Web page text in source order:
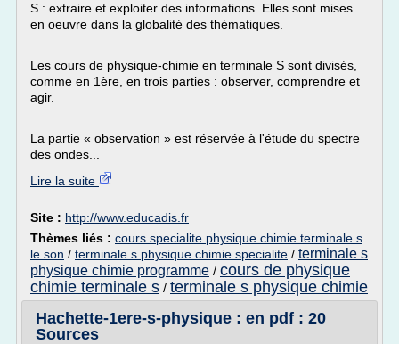
S : extraire et exploiter des informations. Elles sont mises
en oeuvre dans la globalité des thématiques.
Les cours de physique-chimie en terminale S sont divisés,
comme en 1ère, en trois parties : observer, comprendre et
agir.
La partie « observation » est réservée à l'étude du spectre
des ondes...
Lire la suite
Site : http://www.educadis.fr
Thèmes liés : cours specialite physique chimie terminale s
le son / terminale s physique chimie specialite / terminale s
physique chimie programme / cours de physique
chimie terminale s / terminale s physique chimie
Hachette-1ere-s-physique : en pdf : 20
Sources